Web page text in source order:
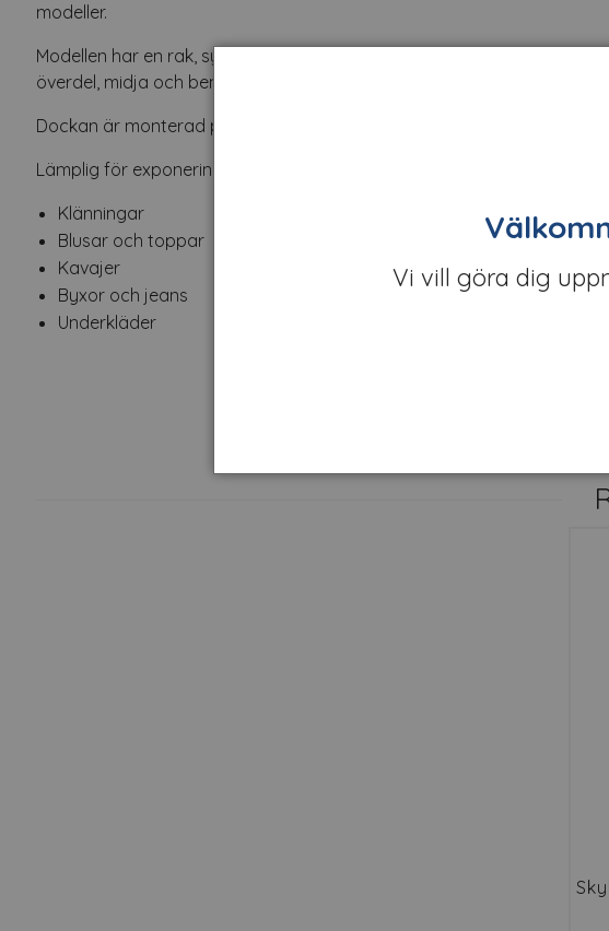
modeller.
Modellen har en rak, symmetrisk hållning med armarna lätt ut från
överdel, midja och ben.
Dockan är monterad på rund transparent glasbas och är avsedd för
Lämplig för exponering av:
Klänningar
Blusar och toppar
Kavajer
Byxor och jeans
Underkläder
Vi vill göra dig